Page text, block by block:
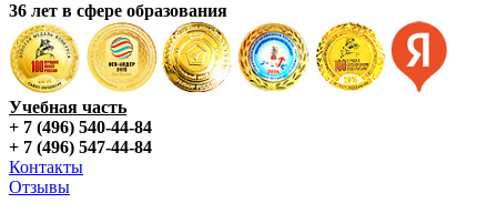
36 лет в сфере образования
Учебная часть
+ 7 (496) 540-44-84
+ 7 (496) 547-44-84
Контакты
Отзывы